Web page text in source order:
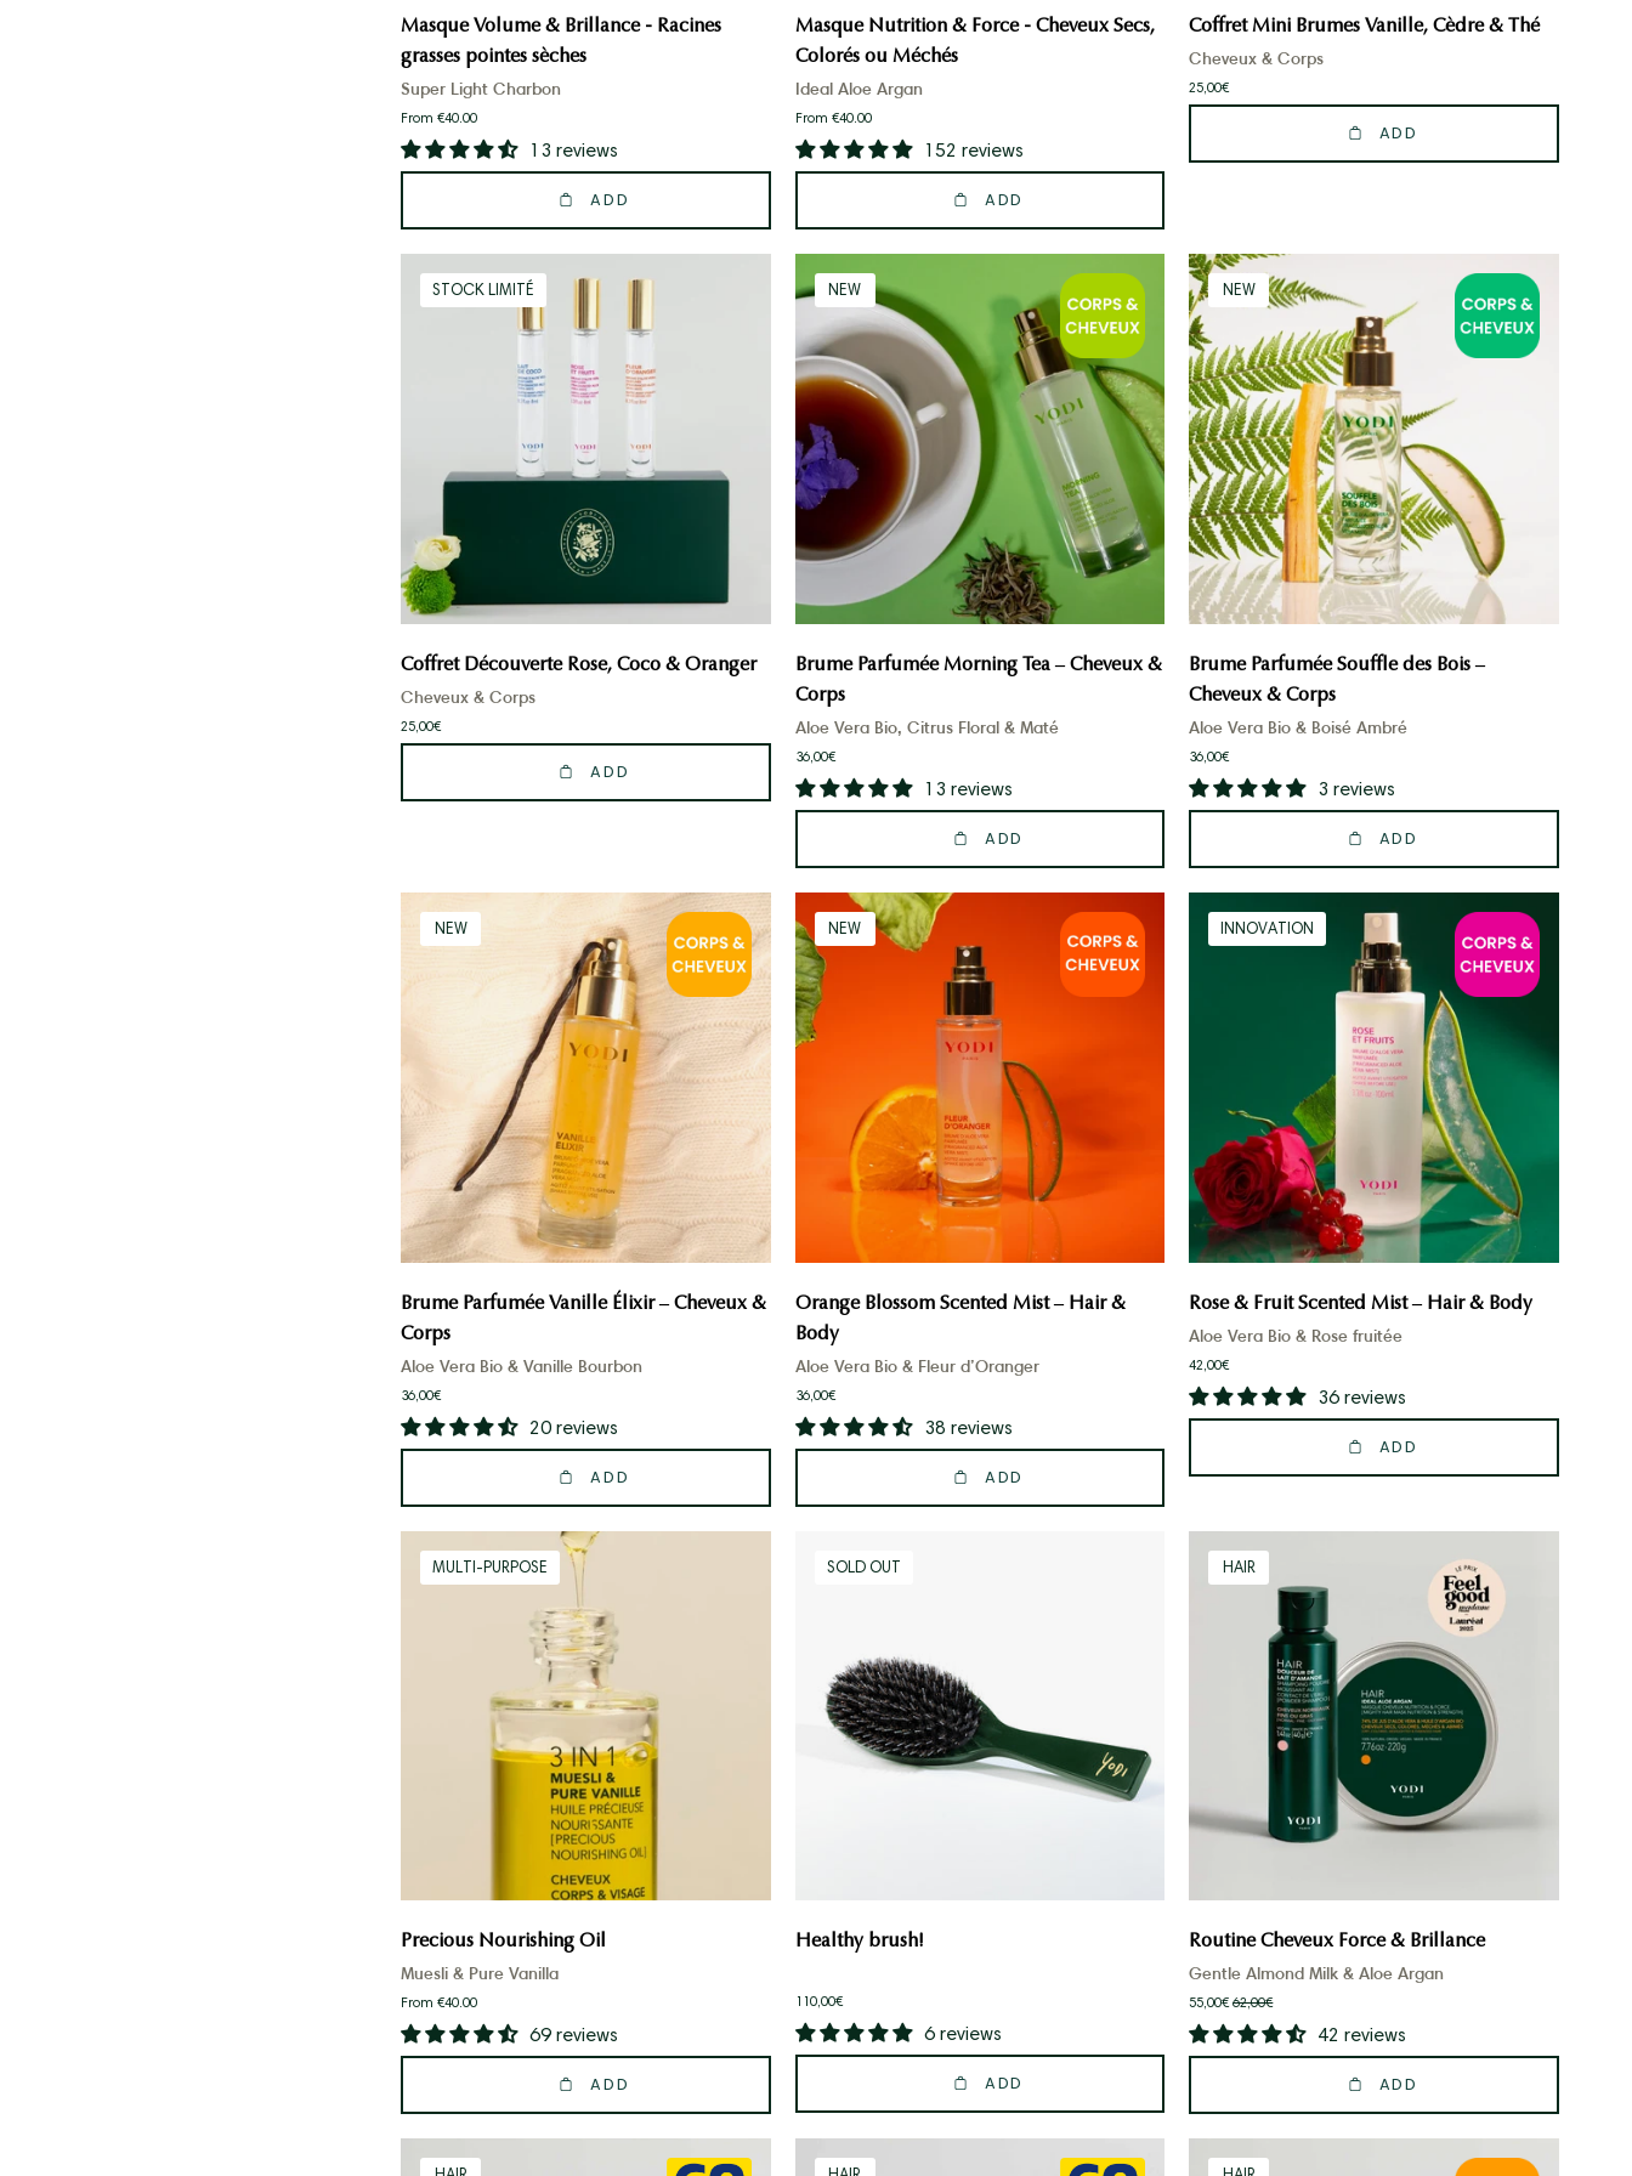
Masque Volume & Brillance - Racines
grasses pointes sèches
Super Light Charbon
From €40.00
13 reviews
ADD
Masque Nutrition & Force - Cheveux Secs,
Colorés ou Méchés
Ideal Aloe Argan
From €40.00
152 reviews
ADD
Coffret Mini Brumes Vanille, Cèdre & Thé
Cheveux & Corps
25,00€
ADD
STOCK LIMITÉ
les
brumes
Coffret Découverte Rose, Coco & Oranger
Cheveux & Corps
25,00€
ADD
NEW
parfumée
Sans
alcool
Morning
Tea
Brume Parfumée Morning Tea – Cheveux &
Corps
Aloe Vera Bio, Citrus Floral & Maté
36,00€
13 reviews
ADD
NEW
parfumée
Souffle
des
Bois
Yodi
Brume Parfumée Souffle des Bois –
Cheveux & Corps
Aloe Vera Bio & Boisé Ambré
36,00€
3 reviews
ADD
NEW
aloe
vera
vanille
elixir
yodi
sur
draps
coconning
Brume Parfumée Vanille Élixir – Cheveux &
Corps
Aloe Vera Bio & Vanille Bourbon
36,00€
20 reviews
ADD
NEW
vera
parfumée
fleur
d'oranger
Yodi
Orange Blossom Scented Mist – Hair &
Body
Aloe Vera Bio & Fleur d’Oranger
36,00€
38 reviews
ADD
INNOVATION
Fruit
Scented
Mist
–
Hair
Rose & Fruit Scented Mist – Hair & Body
Aloe Vera Bio & Rose fruitée
42,00€
36 reviews
ADD
MULTI-PURPOSE
Huile
muesli
nourrissante
Precious Nourishing Oil
Muesli & Pure Vanilla
From €40.00
69 reviews
ADD
SOLD OUT
Healthy brush!
110,00€
6 reviews
ADD
HAIR
Cheveux
Brillance
Routine Cheveux Force & Brillance
Gentle Almond Milk & Aloe Argan
55,00€62,00€
42 reviews
ADD